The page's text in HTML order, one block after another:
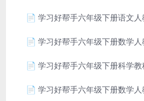
📄 学习好帮手六年级下册语文人
📄 学习好帮手六年级下册数学人
📄 学习好帮手六年级下册科学教
📄 学习好帮手六年级下册数学人